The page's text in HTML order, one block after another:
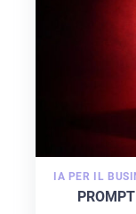
IA PER IL